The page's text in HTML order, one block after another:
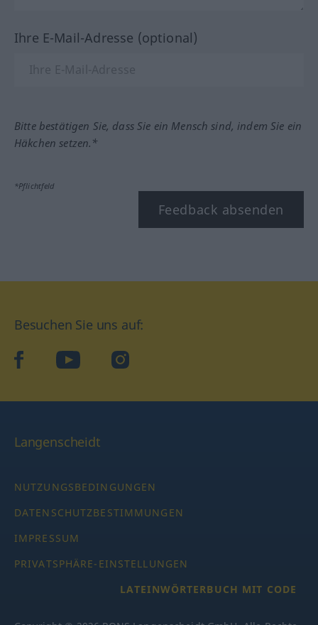
Ihre E-Mail-Adresse (optional)
Bitte bestätigen Sie, dass Sie ein Mensch sind, indem Sie ein
Häkchen setzen.*
*Pflichtfeld
Feedback absenden
Besuchen Sie uns auf:
facebookYouTube Instagram
Langenscheidt
NUTZUNGSBEDINGUNGEN
DATENSCHUTZBESTIMMUNGEN
IMPRESSUM
PRIVATSPHÄRE-EINSTELLUNGEN
LATEINWÖRTERBUCH MIT CODE